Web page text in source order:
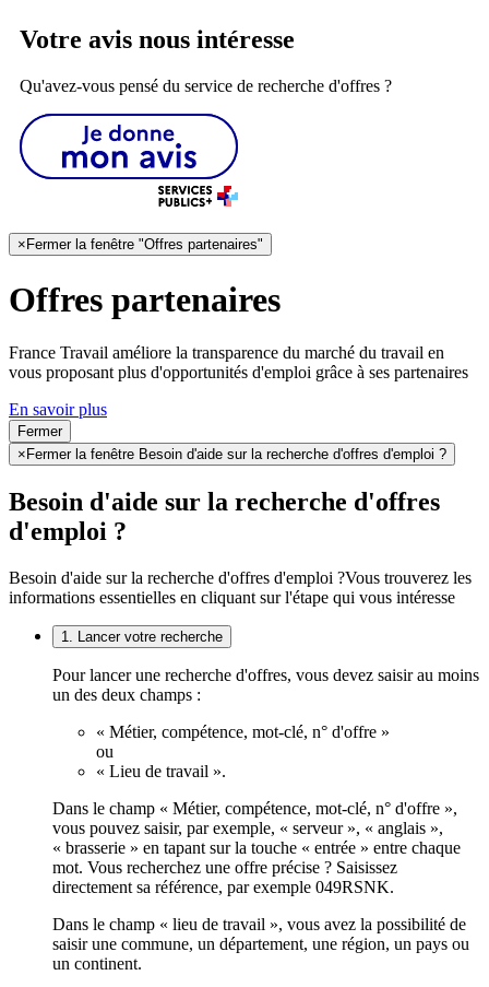
Votre avis nous intéresse
Qu'avez-vous pensé du service de recherche d'offres ?
× Fermer la fenêtre "Offres partenaires"
Offres partenaires
France Travail améliore la transparence du marché du travail en
vous proposant plus d'opportunités d'emploi grâce à ses partenaires
En savoir plus
Fermer
× Fermer la fenêtre Besoin d'aide sur la recherche d'offres d'emploi ?
Besoin d'aide sur la recherche d'offres
d'emploi ?
Besoin d'aide sur la recherche d'offres d'emploi ?Vous trouverez les
informations essentielles en cliquant sur l'étape qui vous intéresse
1. Lancer votre recherche
Pour lancer une recherche d'offres, vous devez saisir au moins
un des deux champs :
« Métier, compétence, mot-clé, n° d'offre »
ou
« Lieu de travail ».
Dans le champ « Métier, compétence, mot-clé, n° d'offre »,
vous pouvez saisir, par exemple, « serveur », « anglais »,
« brasserie » en tapant sur la touche « entrée » entre chaque
mot. Vous recherchez une offre précise ? Saisissez
directement sa référence, par exemple 049RSNK.
Dans le champ « lieu de travail », vous avez la possibilité de
saisir une commune, un département, une région, un pays ou
un continent.